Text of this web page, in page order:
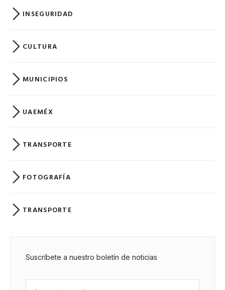
INSEGURIDAD
CULTURA
MUNICIPIOS
UAEMÉX
TRANSPORTE
FOTOGRAFÍA
TRANSPORTE
Suscríbete a nuestro boletín de noticias